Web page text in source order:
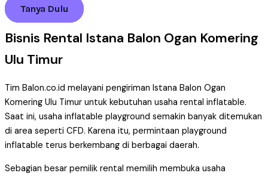
Tanya Dulu
Bisnis Rental Istana Balon Ogan Komering
Ulu Timur
Tim Balon.co.id melayani pengiriman Istana Balon Ogan
Komering Ulu Timur untuk kebutuhan usaha rental inflatable.
Saat ini, usaha inflatable playground semakin banyak ditemukan
di area seperti CFD. Karena itu, permintaan playground
inflatable terus berkembang di berbagai daerah.
Sebagian besar pemilik rental memilih membuka usaha